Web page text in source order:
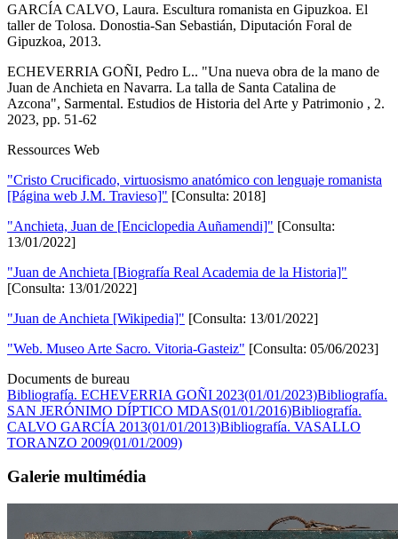
GARCÍA CALVO, Laura. Escultura romanista en Gipuzkoa. El
taller de Tolosa. Donostia-San Sebastián, Diputación Foral de
Gipuzkoa, 2013.
ECHEVERRIA GOÑI, Pedro L.. "Una nueva obra de la mano de
Juan de Anchieta en Navarra. La talla de Santa Catalina de
Azcona", Sarmental. Estudios de Historia del Arte y Patrimonio , 2.
2023, pp. 51-62
Ressources Web
"Cristo Crucificado, virtuosismo anatómico con lenguaje romanista
[Página web J.M. Travieso]" [Consulta: 2018]
"Anchieta, Juan de [Enciclopedia Auñamendi]" [Consulta:
13/01/2022]
"Juan de Anchieta [Biografía Real Academia de la Historia]"
[Consulta: 13/01/2022]
"Juan de Anchieta [Wikipedia]" [Consulta: 13/01/2022]
"Web. Museo Arte Sacro. Vitoria-Gasteiz" [Consulta: 05/06/2023]
Documents de bureau
Bibliografía. ECHEVERRIA GOÑI 2023(01/01/2023)Bibliografía.
SAN JERÓNIMO DÍPTICO MDAS(01/01/2016)Bibliografía.
CALVO GARCÍA 2013(01/01/2013)Bibliografía. VASALLO
TORANZO 2009(01/01/2009)
Galerie multimédia